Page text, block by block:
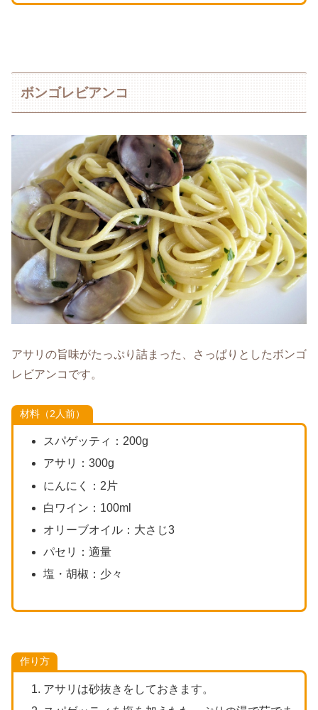
ボンゴレビアンコ
アサリの旨味がたっぷり詰まった、さっぱりとしたボンゴ
レビアンコです。
材料（2人前）
スパゲッティ：200g
アサリ：300g
にんにく：2片
白ワイン：100ml
オリーブオイル：大さじ3
パセリ：適量
塩・胡椒：少々
作り方
アサリは砂抜きをしておきます。